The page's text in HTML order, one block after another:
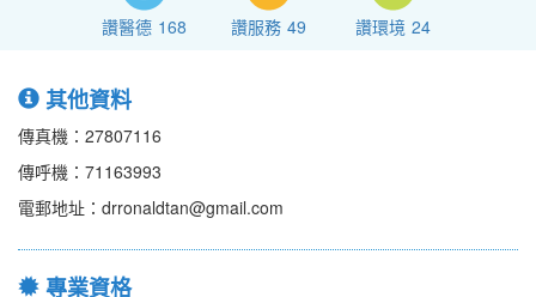
讚醫德 168 讚服務 49 讚環境 24
其他資料
傳真機：27807116
傳呼機：71163993
電郵地址：drronaldtan@gmail.com
專業資格